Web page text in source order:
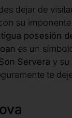
dejar de
su imponente
posesión
es un
Servera y su
te